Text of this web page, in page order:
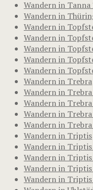
Wandern in
Wandern in
Wandern in
Wandern in
Wandern in
Wandern in
Wandern in
Wandern in Trebra
Wandern in
Wandern in
Wandern in
Wandern in
Wandern in Triptis
Wandern in Triptis
Wandern in Triptis
Wandern in
Wandern in